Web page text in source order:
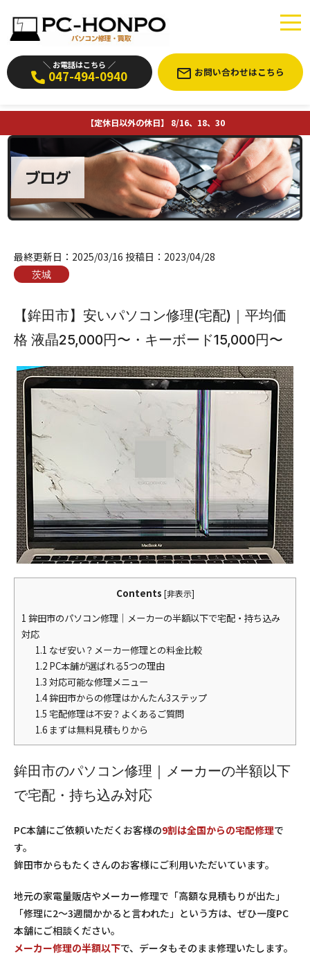
＼ お電話はこちら ／
047-494-0940 お問い合わせはこちら
【定休日以外の休日】 8/16、18、30
ブログ
最終更新日： 2025/03/16 投稿日： 2023/04/28
茨城
【鉾田市】安いパソコン修理(宅配)｜平均価
格 液晶25,000円〜・キーボード15,000円〜
Contents [非表示]
1 鉾田市のパソコン修理｜メーカーの半額以下で宅配・持ち込み
対応
1.1 なぜ安い？メーカー修理との料金比較
1.2PC本舗が選ばれる5つの理由
1.3 対応可能な修理メニュー
1.4鉾田市からの修理はかんたん3ステップ
1.5 宅配修理は不安？よくあるご質問
1.6まずは無料見積もりから
鉾田市のパソコン修理｜メーカーの半額以下
で宅配・持ち込み対応
PC本舗にご依頼いただくお客様の9割は全国からの宅配修理で
す。
鉾田市からもたくさんのお客様にご利用いただいています。
地元の家電量販店やメーカー修理で「高額な見積もりが出た」
「修理に2〜3週間かかると言われた」という方は、ぜひ一度PC
本舗にご相談ください。
メーカー修理の半額以下で、データもそのまま修理いたします。